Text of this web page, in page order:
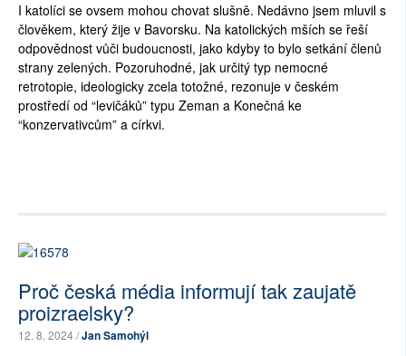
I katolíci se ovsem mohou chovat slušně. Nedávno jsem mluvil s
člověkem, který žije v Bavorsku. Na katolických mších se řeší
odpovědnost vůči budoucnosti, jako kdyby to bylo setkání členů
strany zelených. Pozoruhodné, jak určitý typ nemocné
retrotopie, ideologicky zcela totožné, rezonuje v českém
prostředí od “levičáků” typu Zeman a Konečná ke
“konzervativcům” a církvi.
Proč česká média informují tak zaujatě
proizraelsky?
12. 8. 2024 /Jan Samohýl